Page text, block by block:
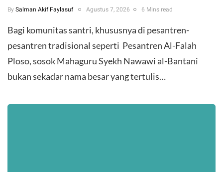
By Salman Akif Faylasuf Agustus 7, 2026 6 Mins read
Bagi komunitas santri, khususnya di pesantren-
pesantren tradisional seperti Pesantren Al-Falah
Ploso, sosok Mahaguru Syekh Nawawi al-Bantani
bukan sekadar nama besar yang tertulis…